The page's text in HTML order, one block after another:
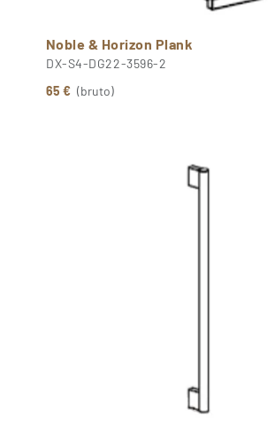
Noble & Horizon Plank
DX-S4-DG22-3596-2
65 € (bruto)